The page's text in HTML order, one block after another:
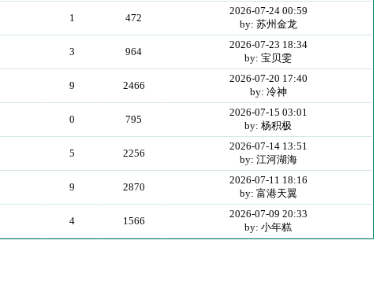
1 472
2026-07-24 00:59
by: 苏州金龙
3 964
2026-07-23 18:34
by: 宝贝雯
9 2466
2026-07-20 17:40
by: 冷神
0 795
2026-07-15 03:01
by: 杨积极
5 2256
2026-07-14 13:51
by: 江河湖海
9 2870
2026-07-11 18:16
by: 富港天翼
4 1566
2026-07-09 20:33
by: 小年糕